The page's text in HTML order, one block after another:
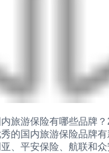
旅游保险有哪些品牌
的国内旅游保险品牌
、平安保险、航联和